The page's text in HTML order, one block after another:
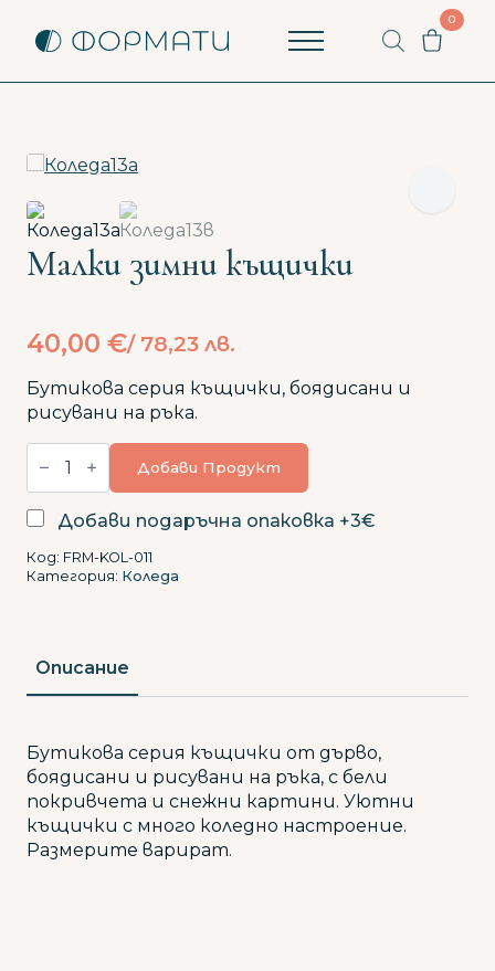
0
Малки зимни къщички
40,00 €/ 78,23 лв.
Бутикова серия къщички, боядисани и
рисувани на ръка.
количество
за
Малки
къщички
Добави Продукт
Добави подаръчна опаковка +3€
Код: FRM-KOL-011
Категория: Коледа
Описание
Бутикова серия къщички от дърво,
боядисани и рисувани на ръка, с бели
покривчета и снежни картини. Уютни
къщички с много коледно настроение.
Размерите варират.
Пишете ни
Вашето име
Вашият имейл
Започни разговор
Имате ли вече разговор? Продължи с имейл